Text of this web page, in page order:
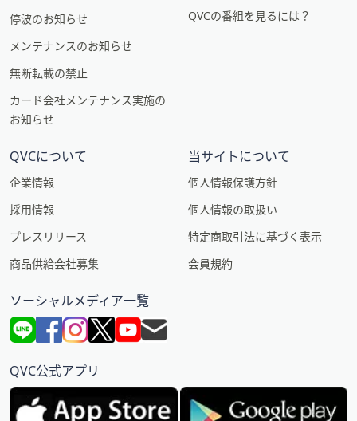
停波のお知らせ
メンテナンスのお知らせ
無断転載の禁止
カード会社メンテナンス実施の
お知らせ
QVCの番組を見るには？
QVCについて
企業情報
採用情報
プレスリリース
商品供給会社募集
当サイトについて
個人情報保護方針
個人情報の取扱い
特定商取引法に基づく表示
会員規約
ソーシャルメディア一覧
QVC公式アプリ